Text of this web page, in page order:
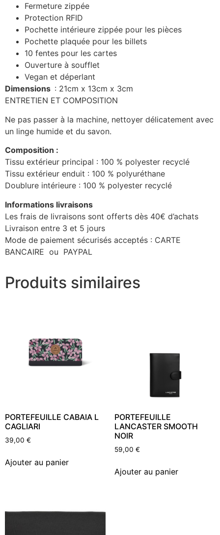
Fermeture zippée
Protection RFID
Pochette intérieure zippée pour les pièces
Pochette plaquée pour les billets
10 fentes pour les cartes
Ouverture à soufflet
Vegan et déperlant
Dimensions : 21cm x 13cm x 3cm
ENTRETIEN ET COMPOSITION
Ne pas passer à la machine, nettoyer délicatement avec
un linge humide et du savon.
Composition :
Tissu extérieur principal : 100 % polyester recyclé
Tissu extérieur enduit : 100 % polyuréthane
Doublure intérieure : 100 % polyester recyclé
Informations livraisons
Les frais de livraisons sont offerts dès 40€ d’achats
Livraison entre 3 et 5 jours
Mode de paiement sécurisés acceptés : CARTE
BANCAIRE ou PAYPAL
Produits similaires
PORTEFEUILLE CABAIA L
CAGLIARI
39,00 €
Ajouter au panier
PORTEFEUILLE
LANCASTER SMOOTH
NOIR
59,00 €
Ajouter au panier